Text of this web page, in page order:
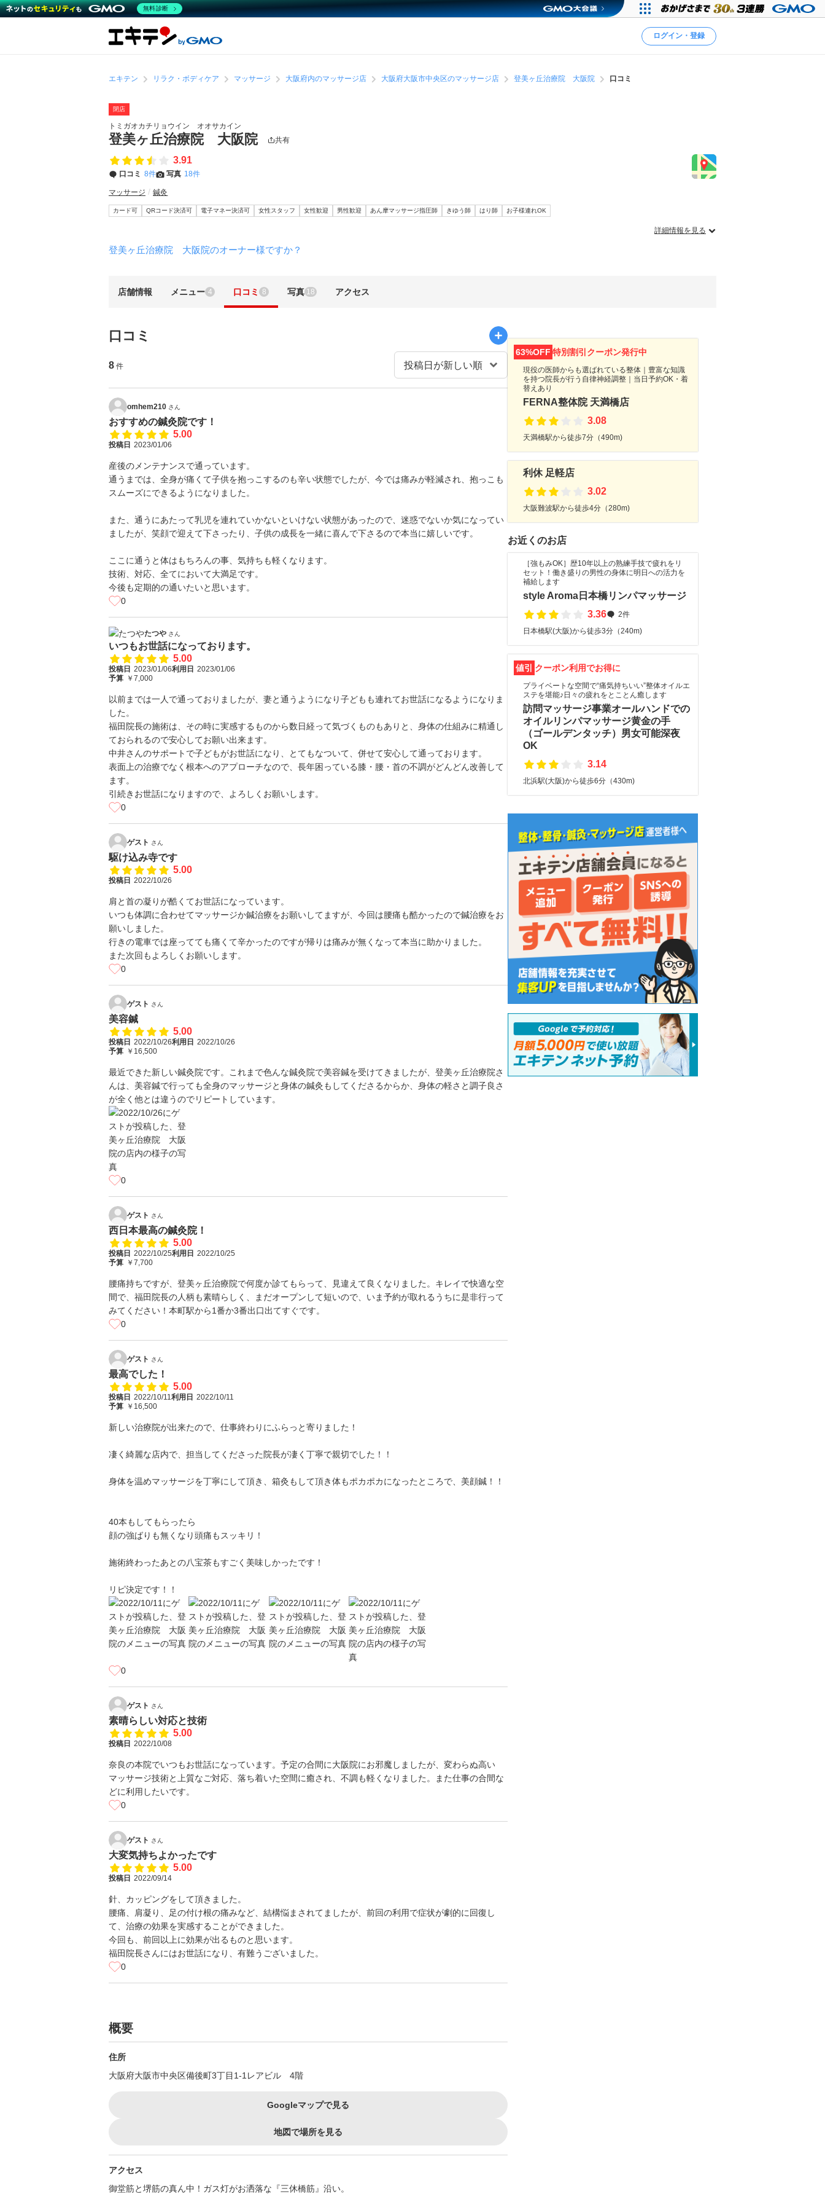
ログイン・登録
エキテン リラク・ボディケア マッサージ 大阪府内のマッサージ店 大阪府大阪市中央区のマッサージ店 登美ヶ丘治療院 大阪院 口コミ
閉店
トミガオカチリョウイン オオサカイン
登美ヶ丘治療院 大阪院 共有
3.91
口コミ 8件 写真 18件
マッサージ 鍼灸
カード可 QRコード決済可 電子マネー決済可 女性スタッフ 女性歓迎 男性歓迎 あん摩マッサージ指圧師 きゆう師 はり師 お子様連れOK
詳細情報を見る
登美ヶ丘治療院 大阪院のオーナー様ですか？
店舗情報 メニュー 4 口コミ 8 写真 18 アクセス
口コミ
8 件
omhem210 さん
おすすめの鍼灸院です！
5.00
投稿日 2023/01/06
産後のメンテナンスで通っています。
通うまでは、全身が痛くて子供を抱っこするのも辛い状態でしたが、今では痛みが軽減され、抱っこも
スムーズにできるようになりました。
また、通うにあたって乳児を連れていかないといけない状態があったので、迷惑でないか気になってい
ましたが、笑顔で迎えて下さったり、子供の成長を一緒に喜んで下さるので本当に嬉しいです。
ここに通うと体はもちろんの事、気持ちも軽くなります。
技術、対応、全てにおいて大満足です。
今後も定期的の通いたいと思います。
0
たつや さん
いつもお世話になっております。
5.00
投稿日 2023/01/06利用日 2023/01/06
予算 ￥7,000
以前までは一人で通っておりましたが、妻と通うようになり子どもも連れてお世話になるようになりま
した。
福田院長の施術は、その時に実感するものから数日経って気づくものもありと、身体の仕組みに精通し
ておられるので安心してお願い出来ます。
中井さんのサポートで子どもがお世話になり、とてもなついて、併せて安心して通っております。
表面上の治療でなく根本へのアプローチなので、長年困っている膝・腰・首の不調がどんどん改善して
ます。
引続きお世話になりますので、よろしくお願いします。
0
ゲスト さん
駆け込み寺です
5.00
投稿日 2022/10/26
肩と首の凝りが酷くてお世話になっています。
いつも体調に合わせてマッサージか鍼治療をお願いしてますが、今回は腰痛も酷かったので鍼治療をお
願いしました。
行きの電車では座ってても痛くて辛かったのですが帰りは痛みが無くなって本当に助かりました。
また次回もよろしくお願いします。
0
ゲスト さん
美容鍼
5.00
投稿日 2022/10/26利用日 2022/10/26
予算 ￥16,500
最近できた新しい鍼灸院です。これまで色んな鍼灸院で美容鍼を受けてきましたが、登美ヶ丘治療院さ
んは、美容鍼で行っても全身のマッサージと身体の鍼灸もしてくださるからか、身体の軽さと調子良さ
が全く他とは違うのでリピートしています。
0
ゲスト さん
西日本最高の鍼灸院！
5.00
投稿日 2022/10/25利用日 2022/10/25
予算 ￥7,700
腰痛持ちですが、登美ヶ丘治療院で何度か診てもらって、見違えて良くなりました。キレイで快適な空
間で、福田院長の人柄も素晴らしく、まだオープンして短いので、いま予約が取れるうちに是非行って
みてください！本町駅から1番か3番出口出てすぐです。
0
ゲスト さん
最高でした！
5.00
投稿日 2022/10/11利用日 2022/10/11
予算 ￥16,500
新しい治療院が出来たので、仕事終わりにふらっと寄りました！
凄く綺麗な店内で、担当してくださった院長が凄く丁寧で親切でした！！
身体を温めマッサージを丁寧にして頂き、箱灸もして頂き体もポカポカになったところで、美顔鍼！！
40本もしてもらったら
顔の強ばりも無くなり頭痛もスッキリ！
施術終わったあとの八宝茶もすごく美味しかったです！
リピ決定です！！
0
ゲスト さん
素晴らしい対応と技術
5.00
投稿日 2022/10/08
奈良の本院でいつもお世話になっています。予定の合間に大阪院にお邪魔しましたが、変わらぬ高い
マッサージ技術と上質なご対応、落ち着いた空間に癒され、不調も軽くなりました。また仕事の合間な
どに利用したいです。
0
ゲスト さん
大変気持ちよかったです
5.00
投稿日 2022/09/14
針、カッピングをして頂きました。
腰痛、肩凝り、足の付け根の痛みなど、結構悩まされてましたが、前回の利用で症状が劇的に回復し
て、治療の効果を実感することができました。
今回も、前回以上に効果が出るものと思います。
福田院長さんにはお世話になり、有難うございました。
0
概要
住所
大阪府大阪市中央区備後町3丁目1-1レアビル 4階
Googleマップで見る
地図で場所を見る
アクセス
御堂筋と堺筋の真ん中！ガス灯がお洒落な『三休橋筋』沿い。
63%OFF 特別割引クーポン発行中
現役の医師からも選ばれている整体｜豊富な知識
を持つ院長が行う自律神経調整｜当日予約OK・着
替えあり
FERNA整体院 天満橋店
3.08
天満橋駅から徒歩7分（490m)
利休 足軽店
3.02
大阪難波駅から徒歩4分（280m)
お近くのお店
［強もみOK］歴10年以上の熟練手技で疲れをリ
セット！働き盛りの男性の身体に明日への活力を
補給します
style Aroma日本橋リンパマッサージ
3.36
2件
日本橋駅(大阪)から徒歩3分（240m)
値引 クーポン利用でお得に
プライベートな空間で“痛気持ちいい”整体オイルエ
ステを堪能♪日々の疲れをとことん癒します
訪問マッサージ事業オールハンドでの
オイルリンパマッサージ黄金の手
（ゴールデンタッチ）男女可能深夜
OK
3.14
北浜駅(大阪)から徒歩6分（430m)
無料診断